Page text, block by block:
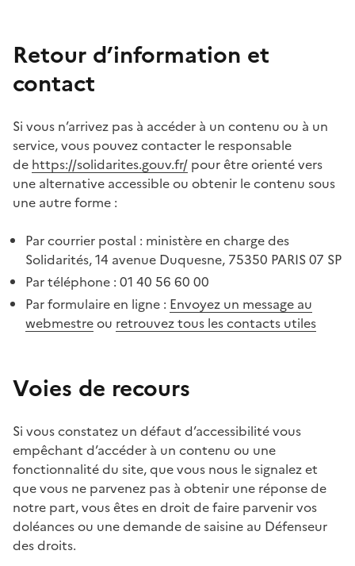
Retour d’information et
contact
Si vous n’arrivez pas à accéder à un contenu ou à un
service, vous pouvez contacter le responsable
de https://solidarites.gouv.fr/ pour être orienté vers
une alternative accessible ou obtenir le contenu sous
une autre forme :
Par courrier postal : ministère en charge des
Solidarités, 14 avenue Duquesne, 75350 PARIS 07 SP
Par téléphone : 01 40 56 60 00
Par formulaire en ligne : Envoyez un message au
webmestreou retrouvez tous les contacts utiles
Voies de recours
Si vous constatez un défaut d’accessibilité vous
empêchant d’accéder à un contenu ou une
fonctionnalité du site, que vous nous le signalez et
que vous ne parvenez pas à obtenir une réponse de
notre part, vous êtes en droit de faire parvenir vos
doléances ou une demande de saisine au Défenseur
des droits.